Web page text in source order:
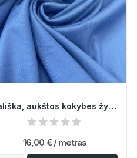
Itališka, aukštos kokybes žydra kostiumine...
16,00 € / metras